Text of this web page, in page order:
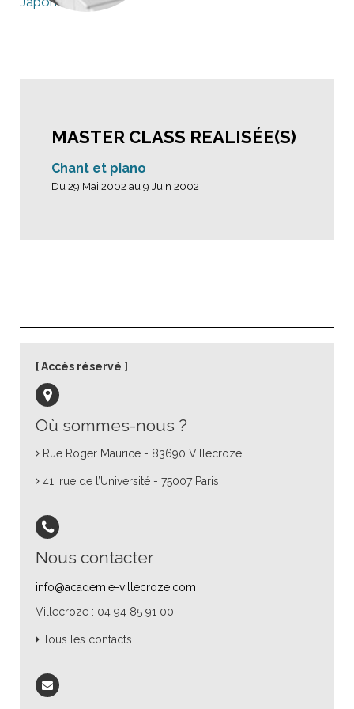
MASTER CLASS REALISÉE(S)
Chant et piano
Du 29 Mai 2002 au 9 Juin 2002
Où sommes-nous ?
Rue Roger Maurice - 83690 Villecroze
41, rue de l’Université - 75007 Paris
Nous contacter
info@academie-villecroze.com
Villecroze : 04 94 85 91 00
Tous les contacts
Accès réservé